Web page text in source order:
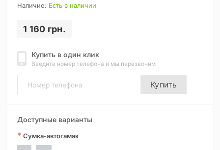
Наличие: Есть в наличии
1 160 грн.
Купить в один клик
Введите номер телефона и мы перезвоним
Купить
Доступные варианты
* Сумка-автогамак